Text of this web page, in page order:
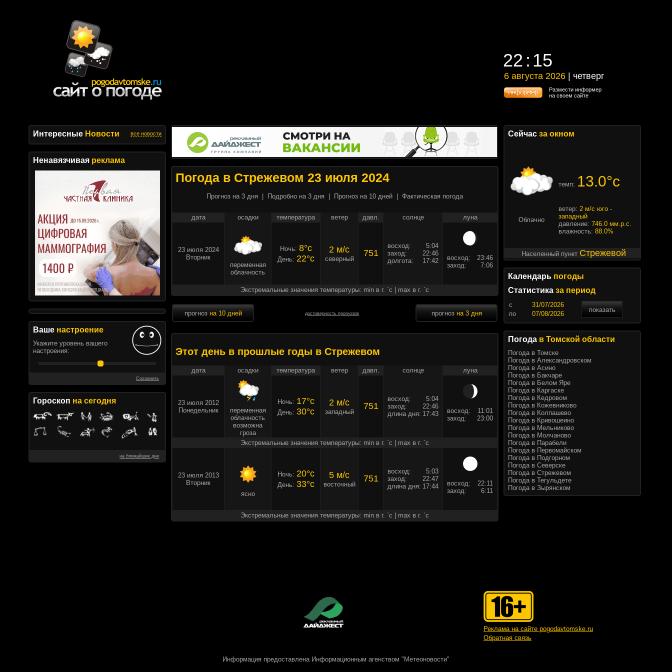
22 15
22 15
6 августа 2026 | четверг
6 августа 2026 | четверг
Размести информер
на своем сайте
Интересные Новости все новости
Ненавязчивая реклама
Ваше настроение
Укажите уровень вашего
настроения:
Сохранить
Гороскоп на сегодня
на ближайшие дни
Погода в Стрежевом 23 июля 2024
Прогноз на 3 дня Подробно на 3 дня Прогноз на 10 дней Фактическая погода
дата осадки температура ветер давл. солнце луна
23 июля 2024
Вторник
переменная
облачность
Ночь: 8°c
День: 22°c
2 м/c
северный
751
восход:
5:04
заход:
22:46
долгота:
17:42 восход:
23:46
заход:
7:06
Экстремальные значения температуры: min в г. `c | max в г. `c
прогноз на 10 дней достоверность прогнозов прогноз на 3 дня
Этот день в прошлые годы в Стрежевом
дата осадки температура ветер давл. солнце луна
23 июля 2012
Понедельник
переменная
облачность
возможна
гроза
Ночь: 17°c
День: 30°c
2 м/c
западный
751
восход:
5:04
заход:
22:46
длина дня: 17:43 восход:
11:01
заход:
23:00
Экстремальные значения температуры: min в г. `c | max в г. `c
23 июля 2013
Вторник
ясно
Ночь: 20°c
День: 33°c
5 м/c
восточный
751
восход:
5:03
заход:
22:47
длина дня: 17:44 восход:
22:11
заход:
6:11
Экстремальные значения температуры: min в г. `c | max в г. `c
Сейчас за окном
темп: 13.0°c
Облачно
ветер: 2 м/с юго -
западный
давление: 746.0 мм.р.с.
влажность: 88.0%
Населенный пункт Стрежевой
Календарь погоды
Статистика за период
c
показать
по
Погода в Томской области
Погода в Томске
Погода в Александровском
Погода в Асино
Погода в Бакчаре
Погода в Белом Яре
Погода в Каргаске
Погода в Кедровом
Погода в Кожевниково
Погода в Колпашево
Погода в Кривошеино
Погода в Мельниково
Погода в Молчаново
Погода в Парабели
Погода в Первомайском
Погода в Подгорном
Погода в Северске
Погода в Стрежевом
Погода в Тегульдете
Погода в Зырянском
Реклама на сайте pogodavtomske.ru
Обратная связь
Информация предоставлена Информационным агенством "Метеоновости"